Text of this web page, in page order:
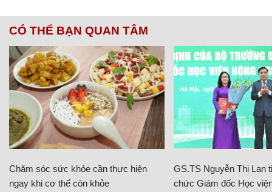
CÓ THỂ BẠN QUAN TÂM
Chăm sóc sức khỏe cần thực hiện
ngay khi cơ thể còn khỏe
GS.TS Nguyễn Thị Lan
chức Giám đốc Học